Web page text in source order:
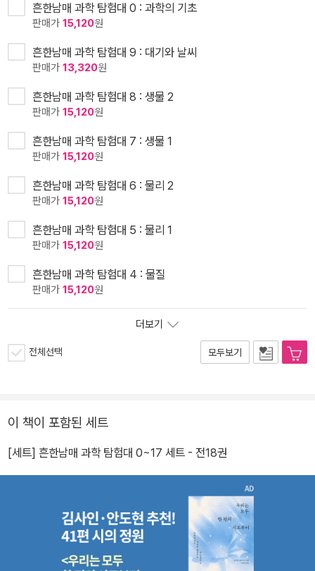
흔한남매 과학 탐험대 0 : 과학의 기초
판매가 15,120원
흔한남매 과학 탐험대 9 : 대기와 날씨
판매가 13,320원
흔한남매 과학 탐험대 8 : 생물 2
판매가 15,120원
흔한남매 과학 탐험대 7 : 생물 1
판매가 15,120원
흔한남매 과학 탐험대 6 : 물리 2
판매가 15,120원
흔한남매 과학 탐험대 5 : 물리 1
판매가 15,120원
흔한남매 과학 탐험대 4 : 물질
판매가 15,120원
더보기
전체선택 모두보기
이 책이 포함된 세트
[세트] 흔한남매 과학 탐험대 0~17 세트 - 전18권